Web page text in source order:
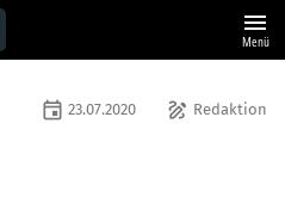
menu
Menü
draw Redaktion
event 23.07.2020